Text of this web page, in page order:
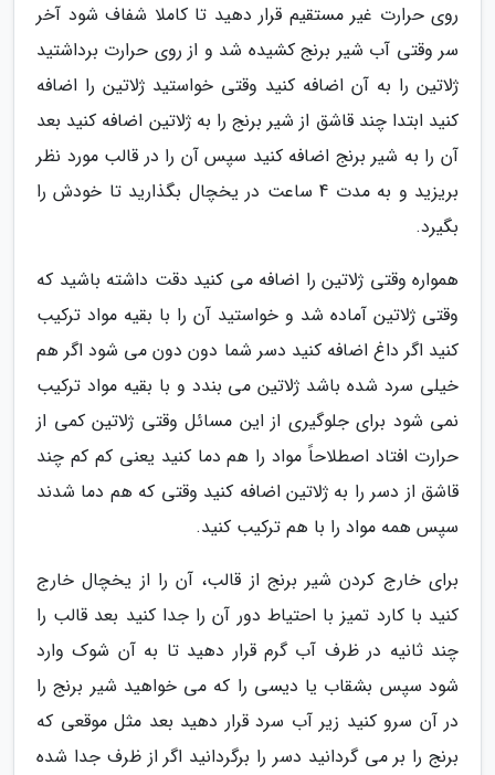
روی حرارت غیر مستقیم قرار دهید تا کاملا شفاف شود آخر
سر وقتی آب شیر برنج کشیده شد و از روی حرارت برداشتید
ژلاتین را به آن اضافه کنید وقتی خواستید ژلاتین را اضافه
کنید ابتدا چند قاشق از شیر برنج را به ژلاتین اضافه کنید بعد
آن را به شیر برنج اضافه کنید سپس آن را در قالب مورد نظر
بریزید و به مدت 4 ساعت در یخچال بگذارید تا خودش را
بگیرد.
همواره وقتی ژلاتین را اضافه می کنید دقت داشته باشید که
وقتی ژلاتین آماده شد و خواستید آن را با بقیه مواد ترکیب
کنید اگر داغ اضافه کنید دسر شما دون دون می شود اگر هم
خیلی سرد شده باشد ژلاتین می بندد و با بقیه مواد ترکیب
نمی شود برای جلوگیری از این مسائل وقتی ژلاتین کمی از
حرارت افتاد اصطلاحاً مواد را هم دما کنید یعنی کم کم چند
قاشق از دسر را به ژلاتین اضافه کنید وقتی که هم دما شدند
سپس همه مواد را با هم ترکیب کنید.
برای خارج کردن شیر برنج از قالب، آن را از یخچال خارج
کنید با کارد تمیز با احتیاط دور آن را جدا کنید بعد قالب را
چند ثانیه در ظرف آب گرم قرار دهید تا به آن شوک وارد
شود سپس بشقاب یا دیسی را که می خواهید شیر برنج را
در آن سرو کنید زیر آب سرد قرار دهید بعد مثل موقعی که
برنج را بر می گردانید دسر را برگردانید اگر از ظرف جدا شده